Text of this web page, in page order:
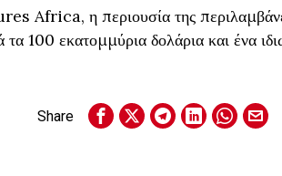
Africa, η περιουσία της
100 εκατομμύρια δολάρια και ένα
Share